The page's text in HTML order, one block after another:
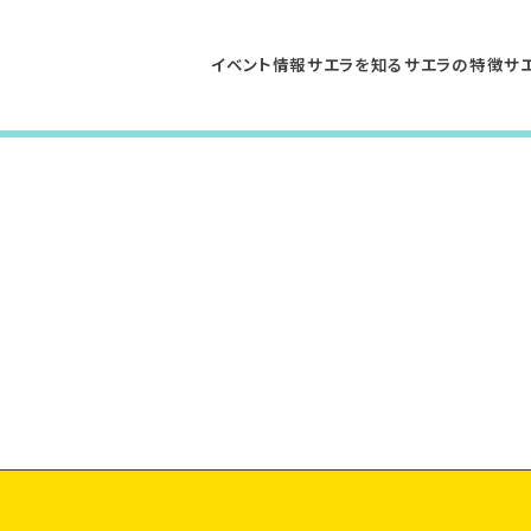
イベント情報サエラを知るサエラの特徴サ